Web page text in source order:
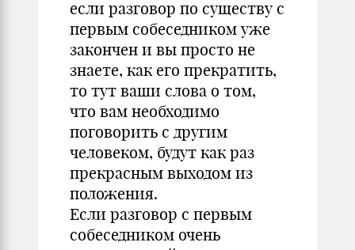
если разговор по существу с
первым собеседником уже
закончен и вы просто не
знаете, как его прекратить,
то тут ваши слова о том,
что вам необходимо
поговорить с другим
человеком, будут как раз
прекрасным выходом из
положения.
Если разговор с первым
собеседником очень